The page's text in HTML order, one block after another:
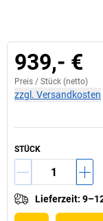
939,- €
Preis / Stück (netto)
zzgl. Versandkosten
STÜCK
Lieferzeit: